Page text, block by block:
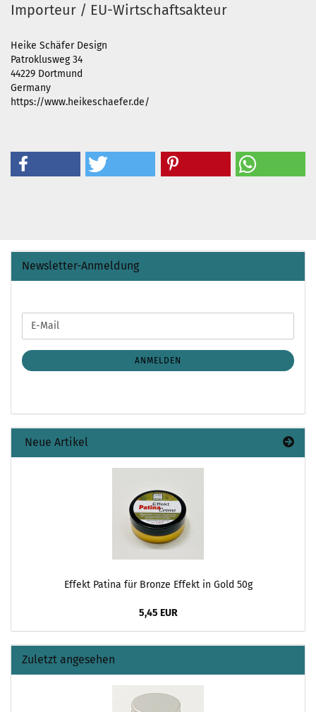
Importeur / EU-Wirtschaftsakteur
Heike Schäfer Design
Patroklusweg 34
44229 Dortmund
Germany
https://www.heikeschaefer.de/
Newsletter-Anmeldung
ZUR
ANMELDUNG
E-
Mail
ANMELDEN
Neue Artikel
Effekt Patina für Bronze Effekt in Gold 50g
5,45 EUR
Zuletzt angesehen